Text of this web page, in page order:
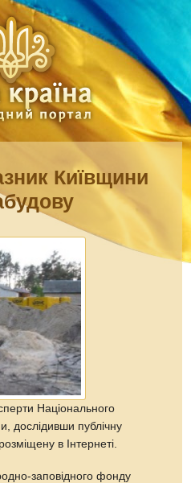
Київщини
Національного
дослідивши публічну
в Інтернеті.
заповідного фонду